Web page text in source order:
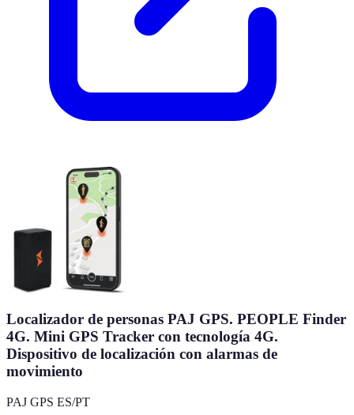
Localizador de personas PAJ GPS. PEOPLE Finder
4G. Mini GPS Tracker con tecnología 4G.
Dispositivo de localización con alarmas de
movimiento
PAJ GPS ES/PT